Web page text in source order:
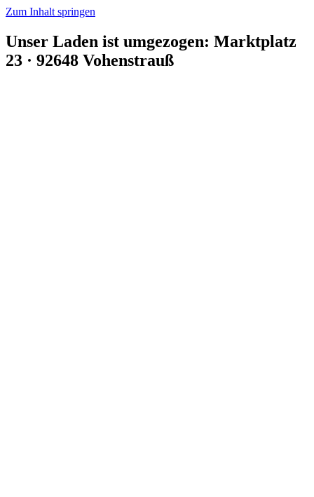
Zum Inhalt springen
Unser Laden ist umgezogen: Marktplatz
23 · 92648 Vohenstrauß